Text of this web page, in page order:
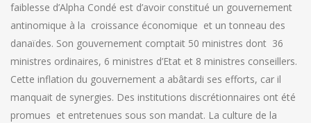
faiblesse d’Alpha Condé est d’avoir constitué un gouvernement
antinomique à la croissance économique et un tonneau des
danaïdes. Son gouvernement comptait 50 ministres dont 36
ministres ordinaires, 6 ministres d’Etat et 8 ministres conseillers.
Cette inflation du gouvernement a abâtardi ses efforts, car il
manquait de synergies. Des institutions discrétionnaires ont été
promues et entretenues sous son mandat. La culture de la